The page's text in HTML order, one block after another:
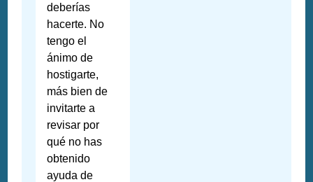
deberías
hacerte. No
tengo el
ánimo de
hostigarte,
más bien de
invitarte a
revisar por
qué no has
obtenido
ayuda de